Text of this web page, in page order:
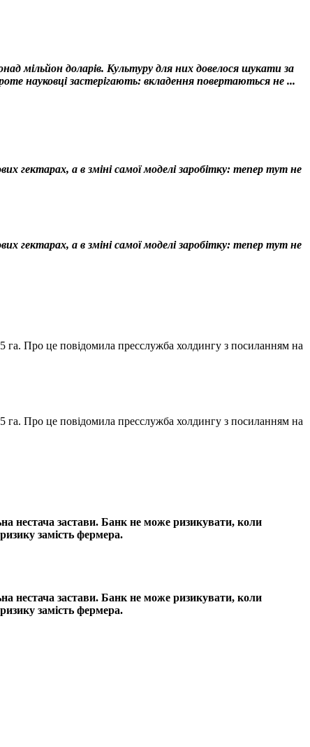
мільйон доларів. Культуру для них довелося шукати за
науковці застерігають: вкладення повертаються не ...
гектарах, а в зміні самої моделі заробітку: тепер тут не
гектарах, а в зміні самої моделі заробітку: тепер тут не
Про це повідомила пресслужба холдингу з посиланням на
Про це повідомила пресслужба холдингу з посиланням на
нестача застави. Банк не може ризикувати, коли
замість фермера.
нестача застави. Банк не може ризикувати, коли
замість фермера.